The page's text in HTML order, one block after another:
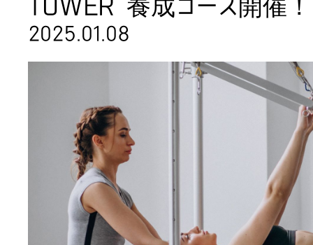
TOWER 養成コース開催
2025.01.08